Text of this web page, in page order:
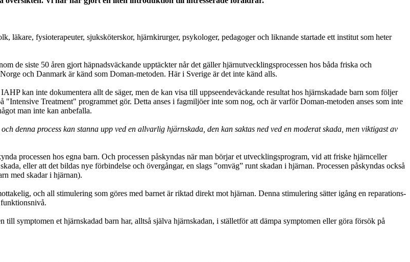
läkare, fysioterapeuter, sjuksköterskor, hjärnkirurger, psykologer, pedagoger och liknande startade ett institut som heter
de siste 50 åren gjort häpnadsväckande upptäckter når det gäller hjärnutvecklingsprocessen hos båda friska och
och Danmark är känd som Doman-metoden. Här i Sverige är det inte känd alls.
kan inte dokumentera allt de säger, men de kan visa till uppseendeväckande resultat hos hjärnskadade barn som följer
Treatment" programmet gör. Detta anses i fagmiljöer inte som nog, och är varför Doman-metoden anses som inte
man inte kan anbefalla.
denna process kan stanna upp ved en allvarlig hjärnskada, den kan saktas ned ved en moderat skada, men viktigast av
processen hos egna barn. Och processen påskyndas när man börjar et utvecklingsprogram, vid att friske hjärnceller
eller att det bildas nye förbindelse och övergångar, en slags ”omväg” runt skadan i hjärnan. Processen påskyndas också
med skadar i hjärnan).
och all stimulering som göres med barnet är riktad direkt mot hjärnan. Denna stimulering sätter igång en reparations-
symptomen et hjärnskadad barn har, alltså själva hjärnskadan, i ställetför att dämpa symptomen eller göra försök på